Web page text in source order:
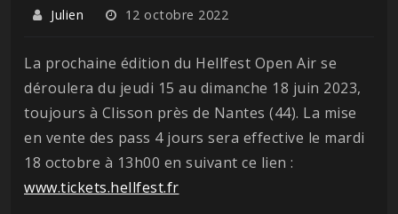
Julien 12 octobre 2022
La prochaine édition du Hellfest Open Air se
déroulera du jeudi 15 au dimanche 18 juin 2023,
toujours à Clisson près de Nantes (44). La mise
en vente des pass 4 jours sera effective le mardi
18 octobre à 13h00 en suivant ce lien :
www.tickets.hellfest.fr